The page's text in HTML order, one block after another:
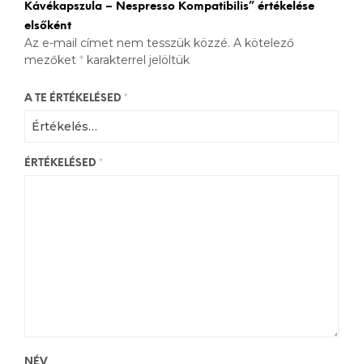
Kávékapszula – Nespresso Kompatibilis” értékelése
elsőként
Az e-mail címet nem tesszük közzé. A kötelező
mezőket * karakterrel jelöltük
A TE ÉRTÉKELÉSED *
ÉRTÉKELÉSED *